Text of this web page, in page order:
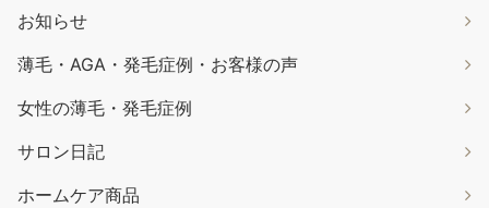
お知らせ
薄毛・AGA・発毛症例・お客様の声
女性の薄毛・発毛症例
サロン日記
ホームケア商品